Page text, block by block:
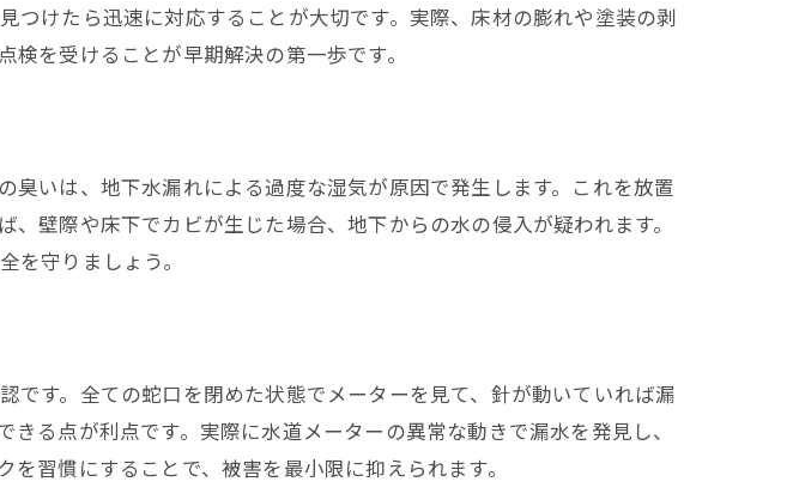
れを探すコツ
対策のポイント
の地下 水漏れ確認方法
を最小限に抑えるコツ
点検の重要性を知る
下 水漏れ予防
ぐ日常の習慣
下 水漏れサイン
けたら迅速に対応することが大切です。実際、床材の膨れや塗装の剥
を受けることが早期解決の第一歩です。
いは、地下水漏れによる過度な湿気が原因で発生します。これを放置
壁際や床下でカビが生じた場合、地下からの水の侵入が疑われます。
守りましょう。
す。全ての蛇口を閉めた状態でメーターを見て、針が動いていれば漏
る点が利点です。実際に水道メーターの異常な動きで漏水を発見し、
習慣にすることで、被害を最小限に抑えられます。